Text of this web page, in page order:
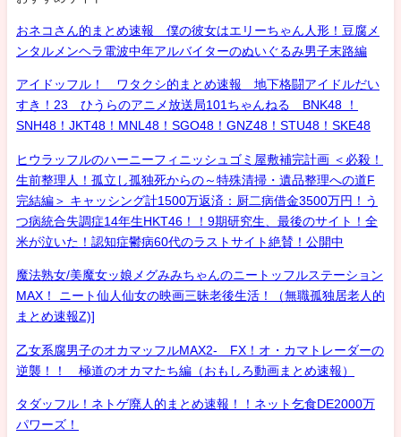
おネコさん的まとめ速報 僕の彼女はエリーちゃん人形！豆腐メ
ンタルメンヘラ電波中年アルバイターのぬいぐるみ男子末路編
アイドッフル！ ワタクシ的まとめ速報 地下格闘アイドルだい
すき！23 ひうらのアニメ放送局101ちゃんねる BNK48 ！
SNH48！JKT48！MNL48！SGO48！GNZ48！STU48！SKE48
ヒウラッフルのハーニーフィニッシュゴミ屋敷補完計画 ＜必殺！
生前整理人！孤立し孤独死からの～特殊清掃・遺品整理への道F
完結編＞ キャッシング計1500万返済：厨二病借金3500万円！う
つ病統合失調症14年生HKT46！！9期研究生、最後のサイト！全
米が泣いた！認知症鬱病60代のラストサイト絶賛！公開中
魔法熟女/美魔女ッ娘メグみみちゃんのニートッフルステーション
MAX！ ニート仙人仙女の映画三昧老後生活！（無職孤独居老人的
まとめ速報Z)]
乙女系腐男子のオカマッフルMAX2- FX！オ・カマトレーダーの
逆襲！！ 極道のオカマたち編（おもしろ動画まとめ速報）
タダッフル！ネトゲ廃人的まとめ速報！！ネット乞食DE2000万
パワーズ！